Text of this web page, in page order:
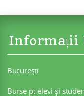
Informații
Bucureşti
Burse pt elevi şi